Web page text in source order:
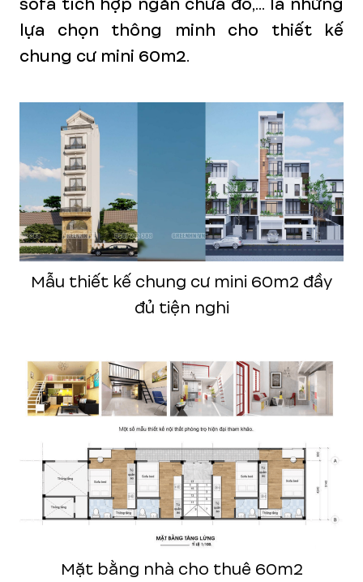
lựa chọn thông minh cho thiết kế
chung cư mini 60m2.
Mẫu thiết kế chung cư mini 60m2 đầy
đủ tiện nghi
Mặt bằng nhà cho thuê 60m2